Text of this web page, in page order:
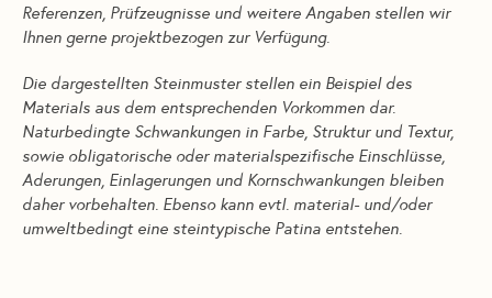
Referenzen, Prüfzeugnisse und weitere Angaben stellen wir
Ihnen gerne projektbezogen zur Verfügung.
Die dargestellten Steinmuster stellen ein Beispiel des
Materials aus dem entsprechenden Vorkommen dar.
Naturbedingte Schwankungen in Farbe, Struktur und Textur,
sowie obligatorische oder materialspezifische Einschlüsse,
Aderungen, Einlagerungen und Kornschwankungen bleiben
daher vorbehalten. Ebenso kann evtl. material- und/oder
umweltbedingt eine steintypische Patina entstehen.